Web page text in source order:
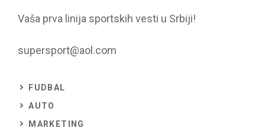
Vaša prva linija sportskih vesti u Srbiji!
supersport@aol.com
FUDBAL
AUTO
MARKETING